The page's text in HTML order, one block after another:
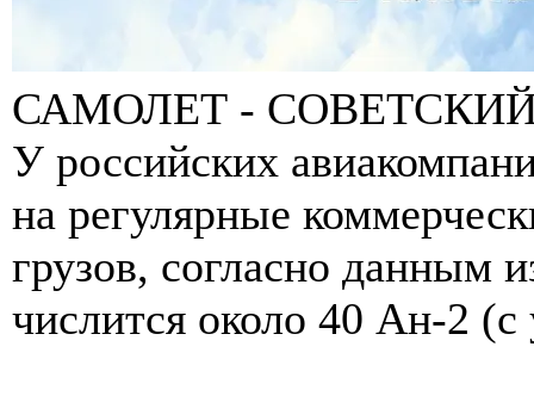
САМОЛЕТ -
У российских
на регулярные
грузов, согласно данным
числится около 40 Ан-2